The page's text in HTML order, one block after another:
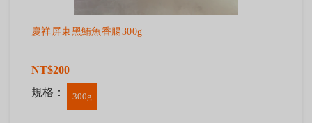
慶祥屏東黑鮪魚香腸300g
NT$200
規格：
300g